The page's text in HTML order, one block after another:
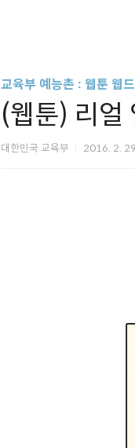
교육부 예능촌 : 웹툰 웹
(웹툰) 리얼
대한민국 교육부 2016. 2.